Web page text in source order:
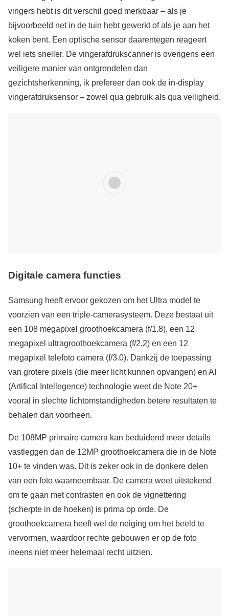
vingers hebt is dit verschil goed merkbaar – als je
bijvoorbeeld net in de tuin hebt gewerkt of als je aan het
koken bent. Een optische sensor daarentegen reageert
wel iets sneller. De vingerafdrukscanner is overigens een
veiligere manier van ontgrendelen dan
gezichtsherkenning, ik prefereer dan ook de in-display
vingerafdruksensor – zowel qua gebruik als qua veiligheid.
Digitale camera functies
Samsung heeft ervoor gekozen om het Ultra model te
voorzien van een triple-camerasysteem. Deze bestaat uit
een 108 megapixel groothoekcamera (f/1.8), een 12
megapixel ultragroothoekcamera (f/2.2) en een 12
megapixel telefoto camera (f/3.0). Dankzij de toepassing
van grotere pixels (die meer licht kunnen opvangen) en AI
(Artifical Intellegence) technologie weet de Note 20+
vooral in slechte lichtomstandigheden betere resultaten te
behalen dan voorheen.
De 108MP primaire camera kan beduidend meer details
vastleggen dan de 12MP groothoekcamera die in de Note
10+ te vinden was. Dit is zeker ook in de donkere delen
van een foto waarneembaar. De camera weet uitstekend
om te gaan met contrasten en ook de vignettering
(scherpte in de hoeken) is prima op orde. De
groothoekcamera heeft wel de neiging om het beeld te
vervormen, waardoor rechte gebouwen er op de foto
ineens niet meer helemaal recht uitzien.